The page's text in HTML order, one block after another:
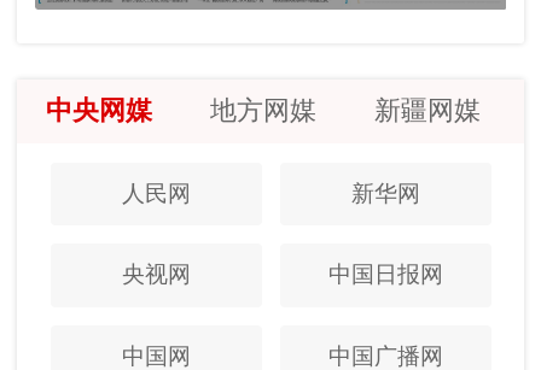
中央网媒 地方网媒 新疆网媒
人民网 新华网
央视网 中国日报网
中国网 中国广播网